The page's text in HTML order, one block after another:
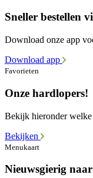
Sneller bestellen
Download onze app
Download app
Favorieten
Onze hardlopers!
Bekijk hieronder welke
Bekijken
Menukaart
Nieuwsgierig